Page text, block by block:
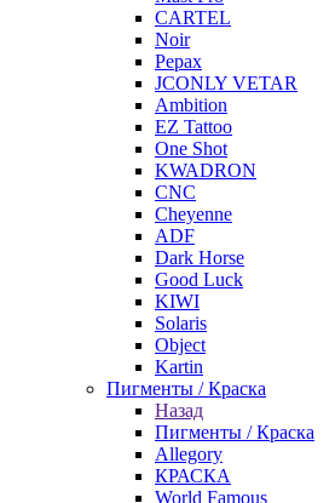
CARTEL
Noir
Pepax
JCONLY VETAR
Ambition
EZ Tattoo
One Shot
KWADRON
CNC
Cheyenne
ADF
Dark Horse
Good Luck
KIWI
Solaris
Object
Kartin
Пигменты / Краска
Назад
Пигменты / Краска
Allegory
КРАСКА
World Famous